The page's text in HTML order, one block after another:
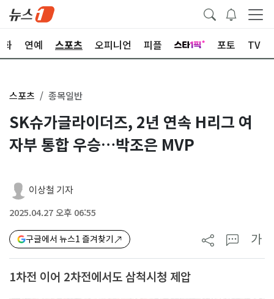
화 연예 스포츠 오피니언 피플 포토 TV
스포츠 종목일반
SK슈가글라이더즈, 2년 연속 H리그 여
자부 통합 우승…박조은 MVP
이상철 기자
2025.04.27 오후 06:55
구글에서 뉴스1 즐겨찾기 가
1차전 이어 2차전에서도 삼척시청 제압